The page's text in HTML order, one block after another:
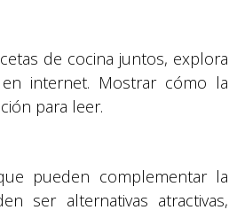
de cocina juntos, explora
internet. Mostrar cómo la
para leer.
pueden complementar la
ser alternativas atractivas,
una multiplataforma de
en Honduras,
para la Educación